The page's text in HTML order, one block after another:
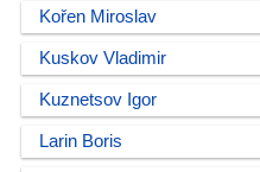
Kořen Miroslav
Kuskov Vladimir
Kuznetsov Igor
Larin Boris